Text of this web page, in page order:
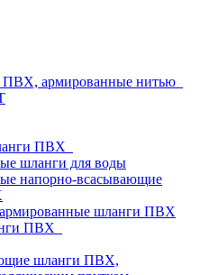
армированные нитью
ПВХ
шланги для воды
напорно-всасывающие
шланги ПВХ
ПВХ
шланги ПВХ,